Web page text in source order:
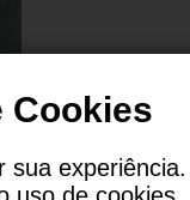
Cookies
sua experiência.
uso de cookies